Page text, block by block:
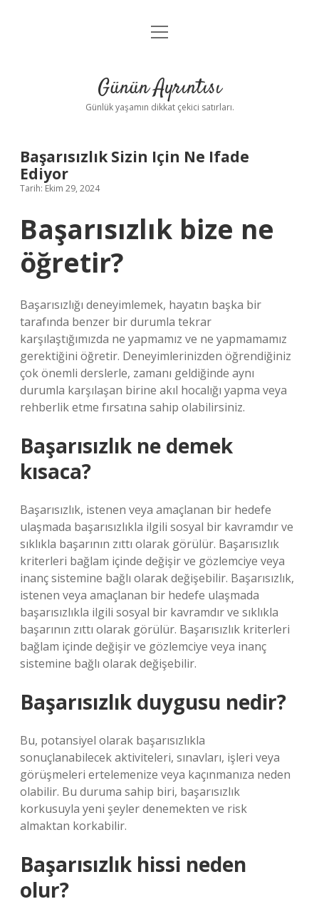
Anasayfa
Yasal Uyarı
menüyü
Günün Ayrıntısı
Günlük yaşamın dikkat çekici satırları.
Başarısızlık Sizin Için Ne Ifade
Ediyor
Tarih: Ekim 29, 2024
Başarısızlık bize ne
öğretir?
Başarısızlığı deneyimlemek, hayatın başka bir
tarafında benzer bir durumla tekrar
karşılaştığımızda ne yapmamız ve ne yapmamamız
gerektiğini öğretir. Deneyimlerinizden öğrendiğiniz
çok önemli derslerle, zamanı geldiğinde aynı
durumla karşılaşan birine akıl hocalığı yapma veya
rehberlik etme fırsatına sahip olabilirsiniz.
Başarısızlık ne demek
kısaca?
Başarısızlık, istenen veya amaçlanan bir hedefe
ulaşmada başarısızlıkla ilgili sosyal bir kavramdır ve
sıklıkla başarının zıttı olarak görülür. Başarısızlık
kriterleri bağlam içinde değişir ve gözlemciye veya
inanç sistemine bağlı olarak değişebilir. Başarısızlık,
istenen veya amaçlanan bir hedefe ulaşmada
başarısızlıkla ilgili sosyal bir kavramdır ve sıklıkla
başarının zıttı olarak görülür. Başarısızlık kriterleri
bağlam içinde değişir ve gözlemciye veya inanç
sistemine bağlı olarak değişebilir.
Başarısızlık duygusu nedir?
Bu, potansiyel olarak başarısızlıkla
sonuçlanabilecek aktiviteleri, sınavları, işleri veya
görüşmeleri ertelemenize veya kaçınmanıza neden
olabilir. Bu duruma sahip biri, başarısızlık
korkusuyla yeni şeyler denemekten ve risk
almaktan korkabilir.
Başarısızlık hissi neden
olur?